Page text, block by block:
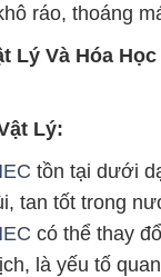
ráo, thoáng
Lý Và Hóa
Lý:
tồn tại dưới
tan tốt trong
có thể thay
là yếu tố